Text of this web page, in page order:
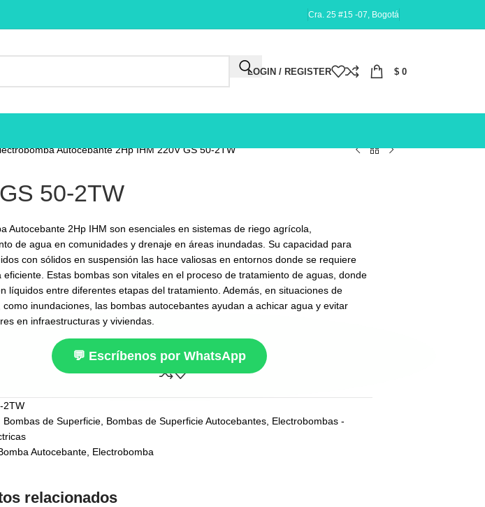
Cra. 25 #15 -07, Bogotá
LOGIN / REGISTER $ 0
Autocebante 2Hp IHM 220V GS 50-2TW
50-2TW
Autocebante 2Hp IHM son esenciales en sistemas de riego agrícola,
de agua en comunidades y drenaje en áreas inundadas. Su capacidad para
con sólidos en suspensión las hace valiosas en entornos donde se requiere
eficiente. Estas bombas son vitales en el proceso de tratamiento de aguas, donde
líquidos entre diferentes etapas del tratamiento. Además, en situaciones de
como inundaciones, las bombas autocebantes ayudan a achicar agua y evitar
en infraestructuras y viviendas.
💬 Escríbenos por WhatsApp
2TW
Bombas de Superficie Bombas de Superficie Autocebantes Electrobombas -
Autocebante Electrobomba
relacionados